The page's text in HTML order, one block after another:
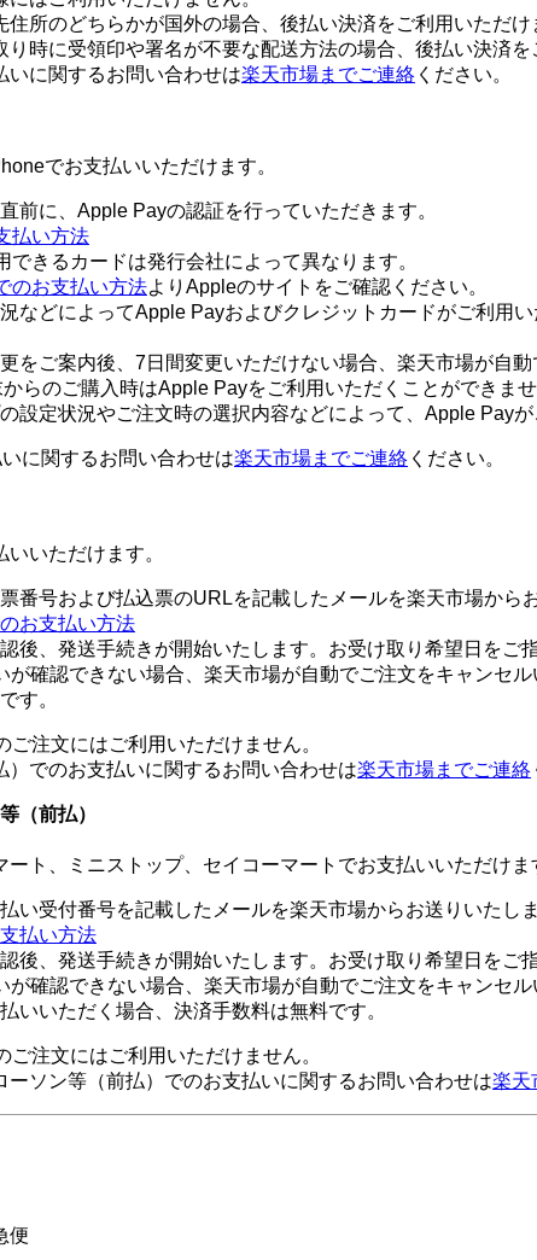
所のどちらかが国外の場合、後払い決済をご利用いただけ
時に受領印や署名が不要な配送方法の場合、後払い決済を
に関するお問い合わせは楽天市場までご連絡 ください。
でお支払いいただけます。
前に、Apple Payの認証を行っていただきます。
払い方法
できるカードは発行会社によって異なります。
のお支払い方法よりAppleのサイトをご確認ください。
などによってApple Payおよびクレジットカードがご利用
をご案内後、7日間変更いただけない場合、楽天市場が自動
らのご購入時はApple Payをご利用いただくことができませ
設定状況やご注文時の選択内容などによって、Apple Pay
に関するお問い合わせは楽天市場までご連絡 ください。
いただけます。
番号および払込票のURLを記載したメールを楽天市場から
お支払い方法
後、発送手続きが開始いたします。お受け取り希望日をご
が確認できない場合、楽天市場が自動でご注文をキャンセル
す。
注文にはご利用いただけません。
でのお支払いに関するお問い合わせは楽天市場までご連絡
（前払）
ート、ミニストップ、セイコーマートでお支払いいただけま
い受付番号を記載したメールを楽天市場からお送りいたしま
払い方法
後、発送手続きが開始いたします。お受け取り希望日をご
が確認できない場合、楽天市場が自動でご注文をキャンセル
いいただく場合、決済手数料は無料です。
注文にはご利用いただけません。
ソン等（前払）でのお支払いに関するお問い合わせは楽天
便